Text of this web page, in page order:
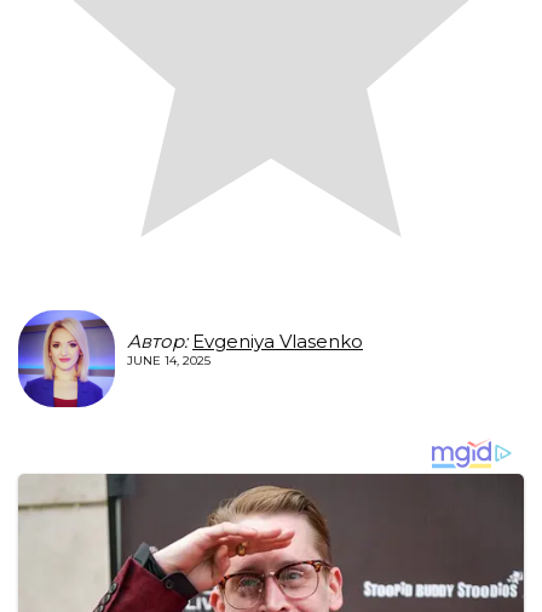
Автор: Evgeniya Vlasenko
JUNE 14, 2025